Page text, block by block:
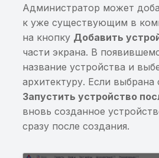
Администратор может
к уже существующим в
на кнопку Добавить
части экрана. В
название устройства и
архитектуру. Если выбрана
Запустить устройство
вновь созданное
сразу после создания.